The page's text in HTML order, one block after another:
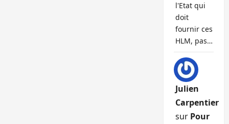
l'Etat qui
doit
fournir ces
HLM, pas…
Julien
Carpentier
sur Pour